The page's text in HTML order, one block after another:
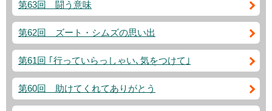
第63回 闘う意味
第62回 ズート・シムズの思い出
第61回 ｢行っていらっしゃい､気をつけて｣
第60回 助けてくれてありがとう